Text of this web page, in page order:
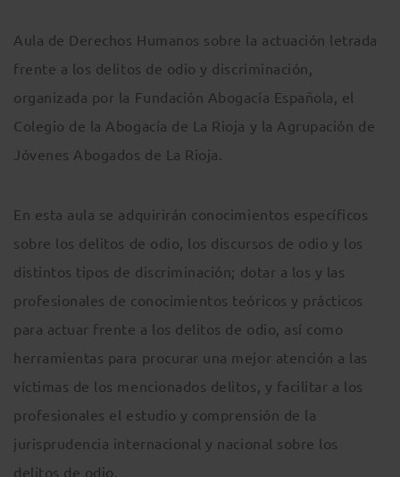
Aula de Derechos Humanos sobre la actuación letrada
frente a los delitos de odio y discriminación,
organizada por la Fundación Abogacía Española, el
Colegio de la Abogacía de La Rioja y la Agrupación de
Jóvenes Abogados de La Rioja.
En esta aula se adquirirán conocimientos específicos
sobre los delitos de odio, los discursos de odio y los
distintos tipos de discriminación; dotar a los y las
profesionales de conocimientos teóricos y prácticos
para actuar frente a los delitos de odio, así como
herramientas para procurar una mejor atención a las
víctimas de los mencionados delitos, y facilitar a los
profesionales el estudio y comprensión de la
jurisprudencia internacional y nacional sobre los
delitos de odio.